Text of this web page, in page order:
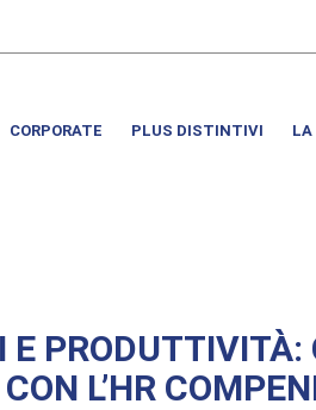
CORPORATE PLUS DISTINTIVI LA
E
L’HR